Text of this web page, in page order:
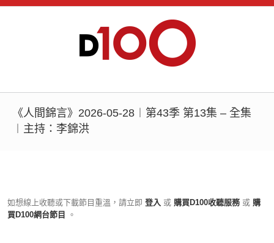
《人間錦言》2026-05-28︱第43季 第13集 – 全集
︱主持：李錦洪
如想線上收聽或下載節目重溫，請立即 登入 或 購買D100收聽服務 或 購
買D100網台節目
。